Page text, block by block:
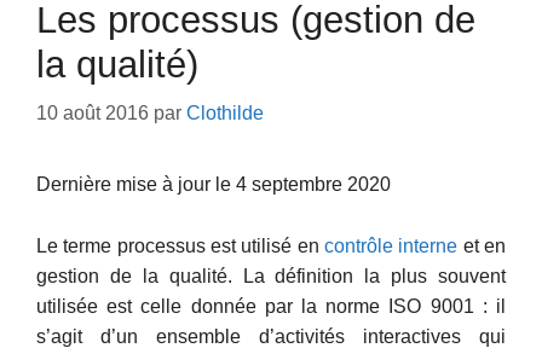
Les processus (gestion de
la qualité)
10 août 2016 par Clothilde
Dernière mise à jour le 4 septembre 2020
Le terme processus est utilisé en contrôle interne et en
gestion de la qualité. La définition la plus souvent
utilisée est celle donnée par la norme ISO 9001 : il
s’agit d’un ensemble d’activités interactives qui